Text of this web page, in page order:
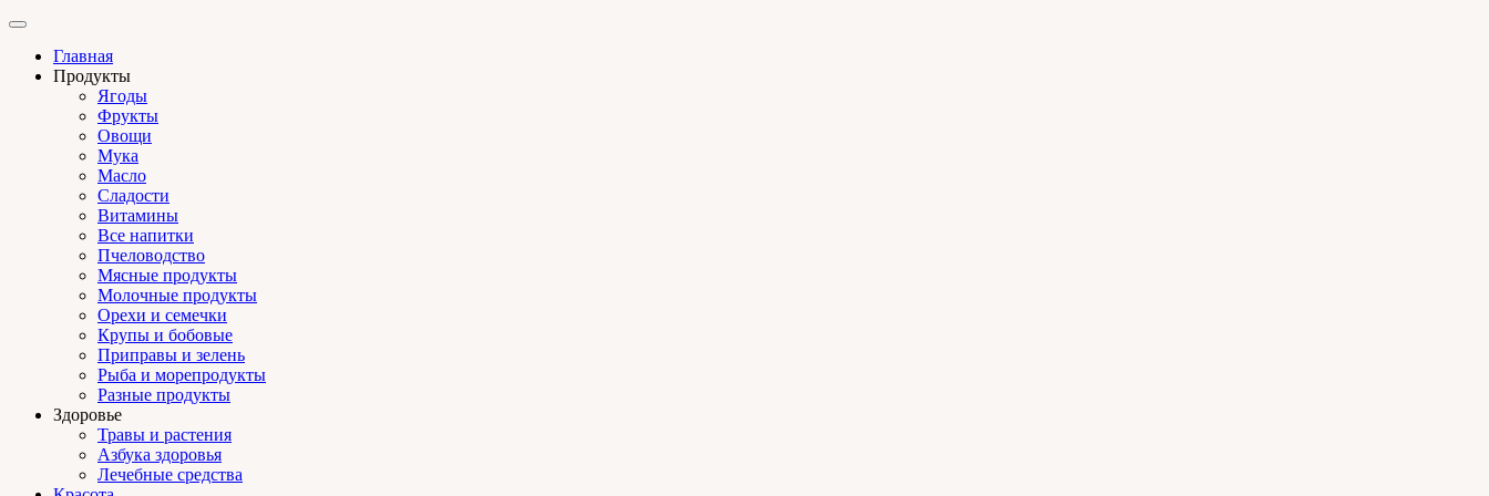
Главная
Продукты
Ягоды
Фрукты
Овощи
Мука
Масло
Сладости
Витамины
Все напитки
Пчеловодство
Мясные продукты
Молочные продукты
Орехи и семечки
Крупы и бобовые
Приправы и зелень
Рыба и морепродукты
Разные продукты
Здоровье
Травы и растения
Азбука здоровья
Лечебные средства